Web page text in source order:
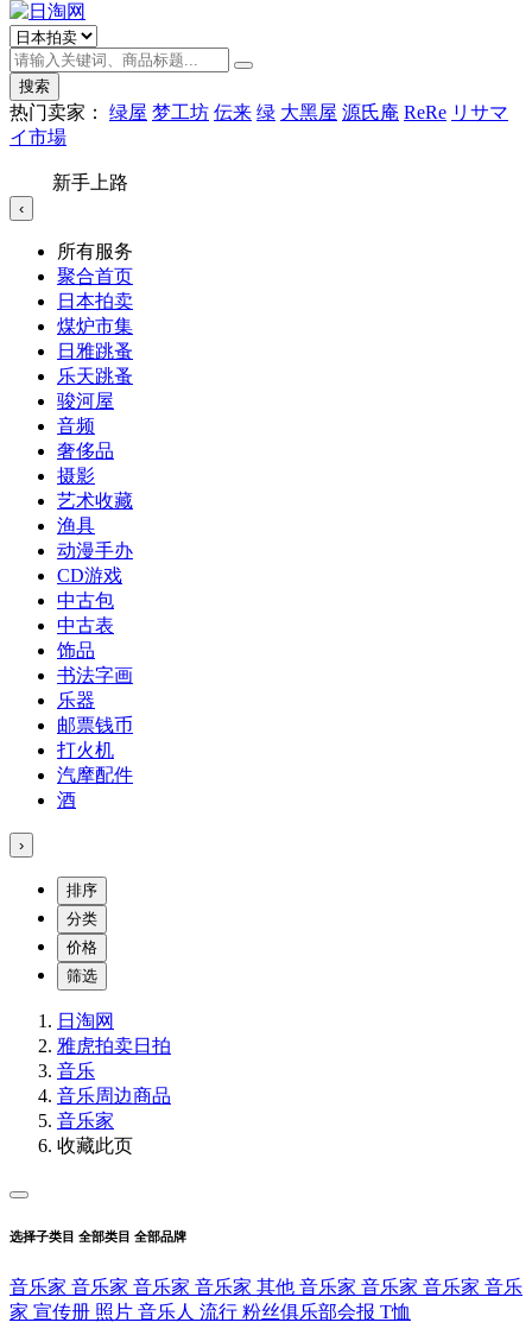
搜索
热门卖家： 绿屋 梦工坊 伝来 绿 大黑屋 源氏庵 ReRe リサマ
イ市場
新手上路
‹
所有服务
聚合首页
日本拍卖
煤炉市集
日雅跳蚤
乐天跳蚤
骏河屋
音频
奢侈品
摄影
艺术收藏
渔具
动漫手办
CD游戏
中古包
中古表
饰品
书法字画
乐器
邮票钱币
打火机
汽摩配件
酒
›
排序
分类
价格
筛选
日淘网
雅虎拍卖日拍
音乐
音乐周边商品
音乐家
收藏此页
选择子类目 全部类目 全部品牌
音乐家 音乐家 音乐家 音乐家 其他 音乐家 音乐家 音乐家 音乐
家 宣传册 照片 音乐人 流行 粉丝俱乐部会报 T恤